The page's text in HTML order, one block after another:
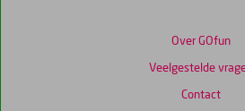
Over GOfun
Veelgestelde
Contact